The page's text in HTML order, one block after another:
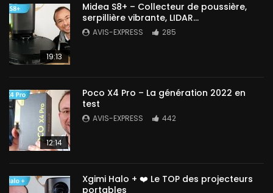
19:13
Midea S8+ – Collecteur de poussière,
serpillière vibrante, LIDAR…
AVIS-EXPRESS 285
12:14
Poco X4 Pro – La génération 2022 en
test
AVIS-EXPRESS 442
Xgimi Halo + ❤️ Le TOP des projecteurs
portables